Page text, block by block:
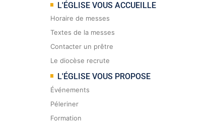
L'ÉGLISE VOUS ACCUEILLE
Horaire de messes
Textes de la messes
Contacter un prêtre
Le diocèse recrute
L'ÉGLISE VOUS PROPOSE
Événements
Péleriner
Formation